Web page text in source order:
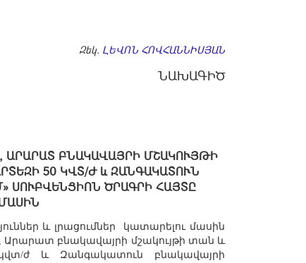
Զեկ. ԼԵՎՈՆ ՀՈՎՀԱՆՆԻՍՅԱՆ
ՆԱԽԱԳԻԾ
ԱՐԱՐԱՏ ԲՆԱԿԱՎԱՅՐԻ ՄՇԱԿՈՒՅԹԻ
50 ԿՎՏ/Ժ և ԶԱՆԳԱԿԱՏՈՒՆ
ՍՈՒԲՎԵՆՑԻՈՆ ԾՐԱԳՐԻ ՀԱՅՏԸ
և լրացումներ
կատարելու մասին
Արարատ բնակավայրի մշակույթի տան և
ժ և Զանգակատուն բնակավայրի